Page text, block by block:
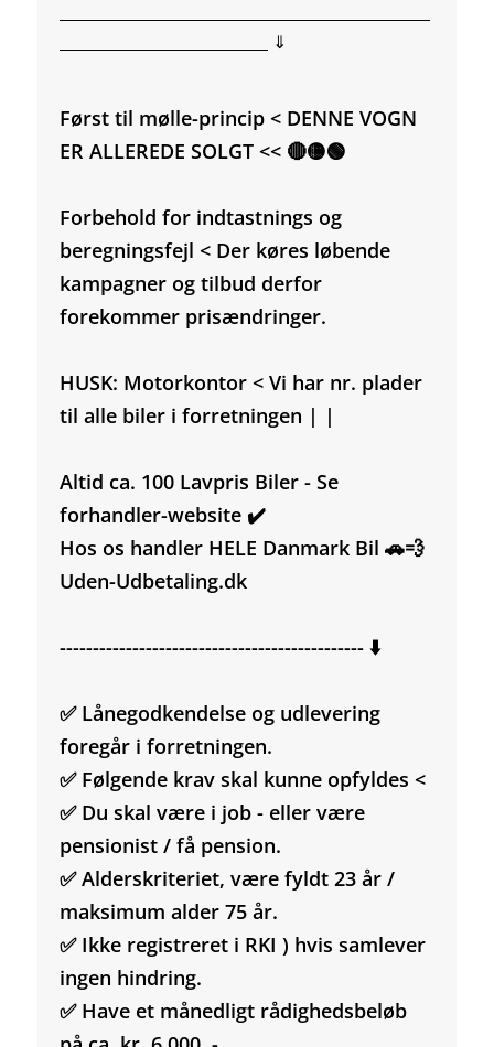
___________________________ ⇓
Først til mølle-princip < DENNE VOGN
ER ALLEREDE SOLGT << 🔴🟡🟢
Forbehold for indtastnings og
beregningsfejl < Der køres løbende
kampagner og tilbud derfor
forekommer prisændringer.
HUSK: Motorkontor < Vi har nr. plader
til alle biler i forretningen | |
Altid ca. 100 Lavpris Biler - Se
forhandler-website ✔️
Hos os handler HELE Danmark Bil 🚗💨
Uden-Udbetaling.dk
---------------------------------------------- ⬇️
✅ Lånegodkendelse og udlevering
foregår i forretningen.
✅ Følgende krav skal kunne opfyldes <
✅ Du skal være i job - eller være
pensionist / få pension.
✅ Alderskriteriet, være fyldt 23 år /
maksimum alder 75 år.
✅ Ikke registreret i RKI ) hvis samlever
ingen hindring.
✅ Have et månedligt rådighedsbeløb